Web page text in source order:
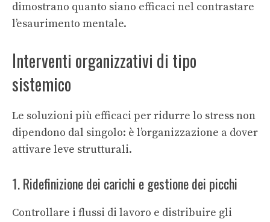
dimostrano quanto siano efficaci nel contrastare
l’esaurimento mentale.
Interventi organizzativi di tipo
sistemico
Le soluzioni più efficaci per ridurre lo stress non
dipendono dal singolo: è l’organizzazione a dover
attivare leve strutturali.
1. Ridefinizione dei carichi e gestione dei picchi
Controllare i flussi di lavoro e distribuire gli